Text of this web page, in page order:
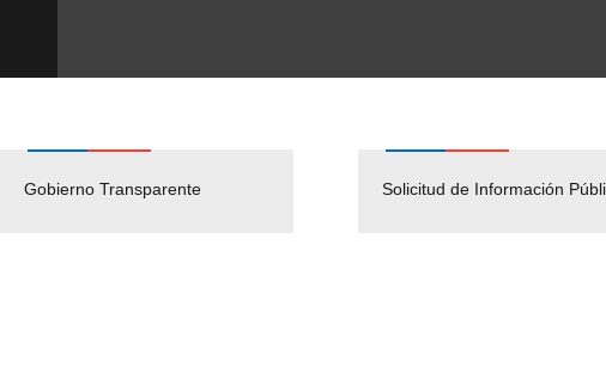
Gobierno Transparente Solicitud de Información
Pago Proveedores